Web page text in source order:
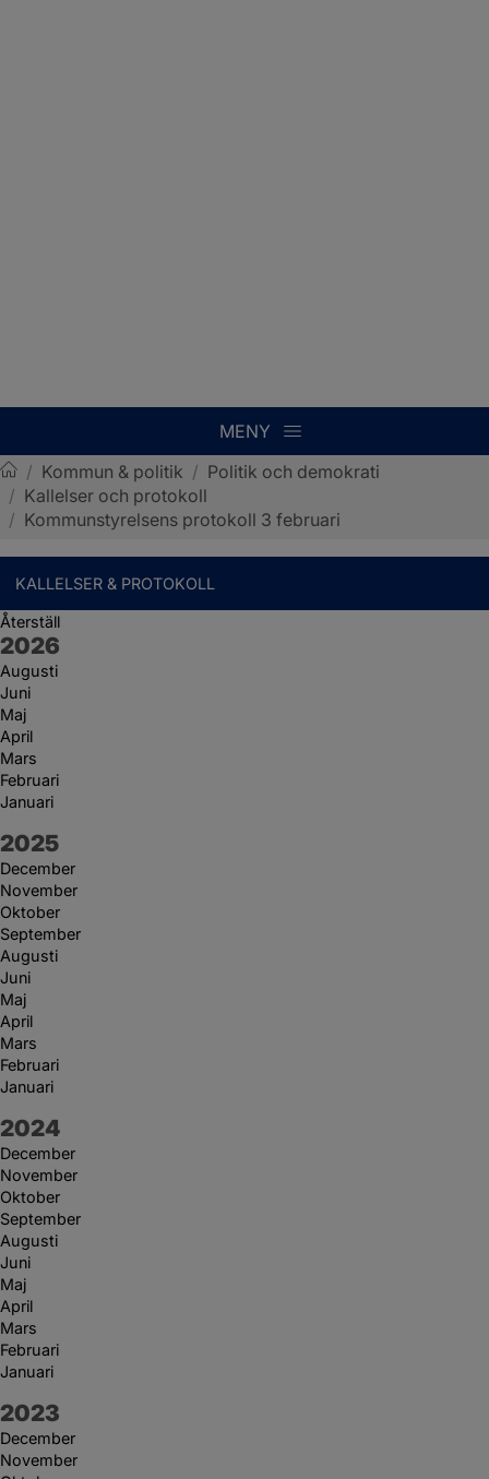
MENY
Sotenäs kommun
/ Kommun & politik / Politik och demokrati
/ Kallelser och protokoll
/ Kommunstyrelsens protokoll 3 februari
KALLELSER & PROTOKOLL
Återställ
År:
2026
Augusti
Juni
Maj
April
Mars
Februari
Januari
År:
2025
December
November
Oktober
September
Augusti
Juni
Maj
April
Mars
Februari
Januari
År:
2024
December
November
Oktober
September
Augusti
Juni
Maj
April
Mars
Februari
Januari
År:
2023
December
November